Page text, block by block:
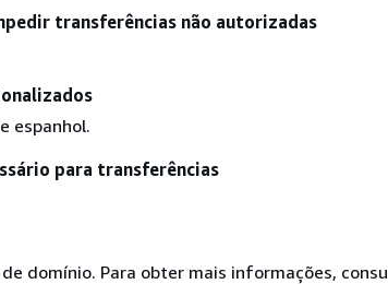
transferências não autorizadas
espanhol.
para transferências
domínio. Para obter mais informações,